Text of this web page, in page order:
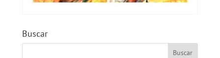
Buscar